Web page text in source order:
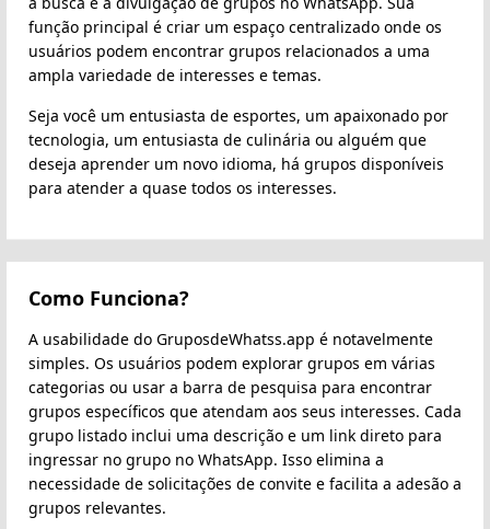
função principal é criar um espaço centralizado onde os
usuários podem encontrar grupos relacionados a uma
ampla variedade de interesses e temas.
Seja você um entusiasta de esportes, um apaixonado por
tecnologia, um entusiasta de culinária ou alguém que
deseja aprender um novo idioma, há grupos disponíveis
para atender a quase todos os interesses.
Como Funciona?
A usabilidade do GruposdeWhatss.app é notavelmente
simples. Os usuários podem explorar grupos em várias
categorias ou usar a barra de pesquisa para encontrar
grupos específicos que atendam aos seus interesses. Cada
grupo listado inclui uma descrição e um link direto para
ingressar no grupo no WhatsApp. Isso elimina a
necessidade de solicitações de convite e facilita a adesão a
grupos relevantes.